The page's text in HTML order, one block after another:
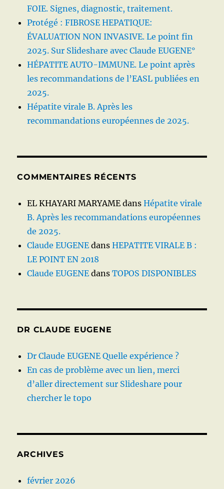
FOIE. Signes, diagnostic, traitement.
Protégé : FIBROSE HEPATIQUE:
ÉVALUATION NON INVASIVE. Le point fin
2025. Sur Slideshare avec Claude EUGENE°
HÉPATITE AUTO-IMMUNE. Le point après
les recommandations de l’EASL publiées en
2025.
Hépatite virale B. Après les
recommandations européennes de 2025.
COMMENTAIRES RÉCENTS
EL KHAYARI MARYAME dansHépatite virale
B. Après les recommandations européennes
de 2025.
Claude EUGENE dansHEPATITE VIRALE B :
LE POINT EN 2018
Claude EUGENE dansTOPOS DISPONIBLES
DR CLAUDE EUGENE
Dr Claude EUGENE Quelle expérience ?
En cas de problème avec un lien, merci
d’aller directement sur Slideshare pour
chercher le topo
ARCHIVES
février 2026